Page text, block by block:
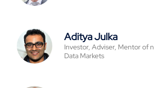
Aditya Julka
Investor, Adviser, Mentor of
Data Markets